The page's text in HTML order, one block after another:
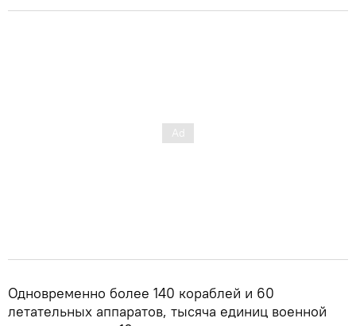
Одновременно более 140 кораблей и 60
летательных аппаратов, тысяча единиц военной